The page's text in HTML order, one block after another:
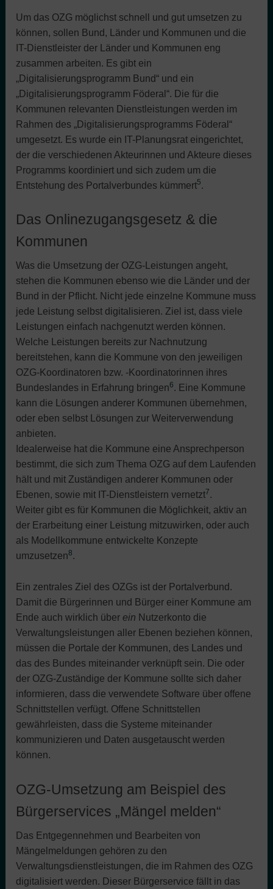
Um das OZG möglichst schnell und gut umsetzen zu
können, sollen Bund, Länder und Kommunen und die
IT-Dienstleister der Länder und Kommunen eng
zusammen arbeiten. Es gibt ein
„Digitalisierungsprogramm Bund“ und ein
„Digitalisierungsprogramm Föderal“. Die für die
Kommunen relevanten Dienstleistungen werden im
Rahmen des „Digitalisierungsprogramms Föderal“
umgesetzt. Es wurde ein IT-Planungsrat eingerichtet,
der die verschiedenen Akteurinnen und Akteure dieses
Programms koordiniert und sich zudem um die
Entstehung des Portalverbundes kümmert5.
Das Onlinezugangsgesetz & die
Kommunen
Was die Umsetzung der OZG-Leistungen angeht,
stehen die Kommunen ebenso wie die Länder und der
Bund in der Pflicht. Nicht jede einzelne Kommune muss
jede Leistung selbst digitalisieren. Ziel ist, dass viele
Leistungen einfach nachgenutzt werden können.
Welche Leistungen bereits zur Nachnutzung
bereitstehen, kann die Kommune von den jeweiligen
OZG-Koordinatoren bzw. -Koordinatorinnen ihres
Bundeslandes in Erfahrung bringen6. Eine Kommune
kann die Lösungen anderer Kommunen übernehmen,
oder eben selbst Lösungen zur Weiterverwendung
anbieten.
Idealerweise hat die Kommune eine Ansprechperson
bestimmt, die sich zum Thema OZG auf dem Laufenden
hält und mit Zuständigen anderer Kommunen oder
Ebenen, sowie mit IT-Dienstleistern vernetzt7.
Weiter gibt es für Kommunen die Möglichkeit, aktiv an
der Erarbeitung einer Leistung mitzuwirken, oder auch
als Modellkommune entwickelte Konzepte
umzusetzen8.
Ein zentrales Ziel des OZGs ist der Portalverbund.
Damit die Bürgerinnen und Bürger einer Kommune am
Ende auch wirklich überein Nutzerkonto die
Verwaltungsleistungen aller Ebenen beziehen können,
müssen die Portale der Kommunen, des Landes und
das des Bundes miteinander verknüpft sein. Die oder
der OZG-Zuständige der Kommune sollte sich daher
informieren, dass die verwendete Software über offene
Schnittstellen verfügt. Offene Schnittstellen
gewährleisten, dass die Systeme miteinander
kommunizieren und Daten ausgetauscht werden
können.
OZG-Umsetzung am Beispiel des
Bürgerservices „Mängel melden“
Das Entgegennehmen und Bearbeiten von
Mängelmeldungen gehören zu den
Verwaltungsdienstleistungen, die im Rahmen des OZG
digitalisiert werden. Dieser Bürgerservice fällt in das